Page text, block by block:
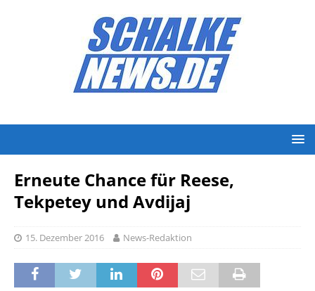
Erneute Chance für Reese,
Tekpetey und Avdijaj
15. Dezember 2016 News-Redaktion